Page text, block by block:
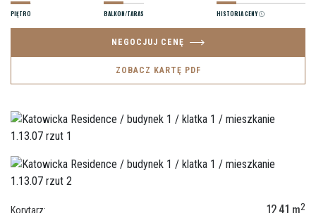
PIĘTRO BALKON/TARAS HISTORIA CENY
NEGOCJUJ CENĘ
ZOBACZ KARTĘ PDF
Korytarz: 12.41 m2